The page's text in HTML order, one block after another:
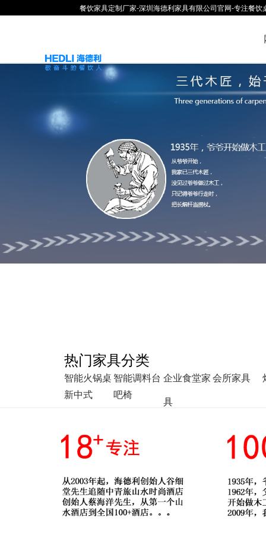
餐饮家具定制厂家-深圳海德利家具有限公司官网-专注餐饮
热门家具分类
智能火锅桌 智能调料台 企业食堂家
具
会所家具
新中式
吧椅